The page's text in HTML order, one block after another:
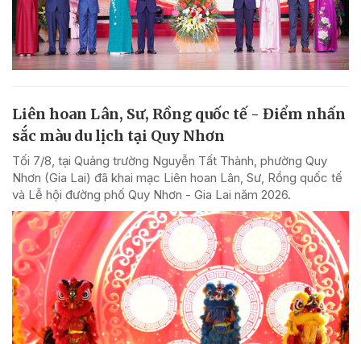
Liên hoan Lân, Sư, Rồng quốc tế - Điểm nhấn
sắc màu du lịch tại Quy Nhơn
Tối 7/8, tại Quảng trường Nguyễn Tất Thành, phường Quy
Nhơn (Gia Lai) đã khai mạc Liên hoan Lân, Sư, Rồng quốc tế
và Lễ hội đường phố Quy Nhơn - Gia Lai năm 2026.